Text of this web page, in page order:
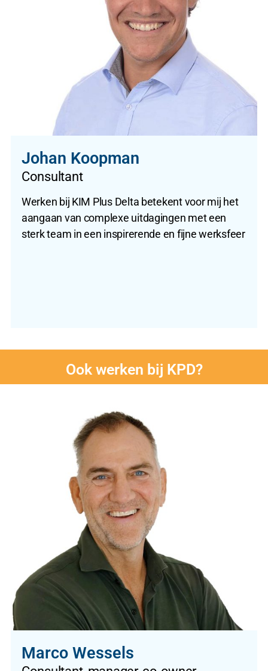
Johan Koopman
Consultant
Werken bij KIM Plus Delta betekent voor mij het
aangaan van complexe uitdagingen met een
sterk team in een inspirerende en fijne werksfeer
Ook werken bij KPD?
Marco Wessels